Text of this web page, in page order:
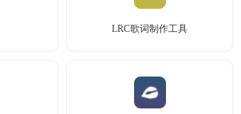
LRC歌词制作工具